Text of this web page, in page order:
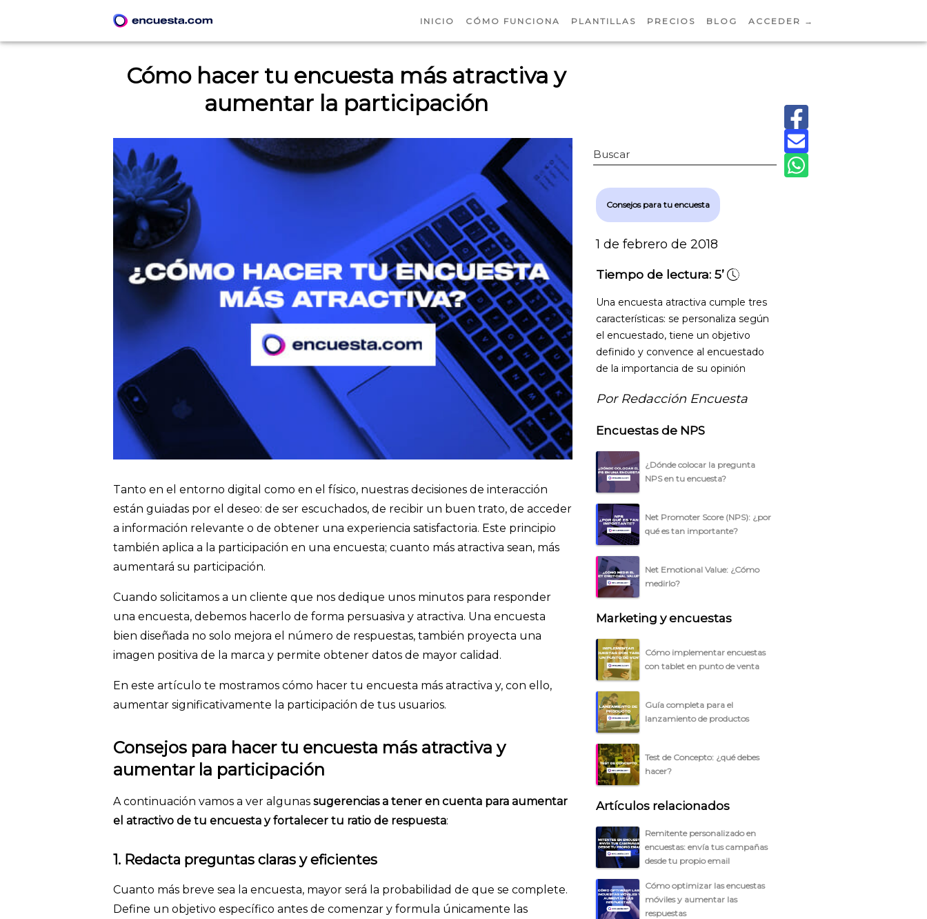
INICIO CÓMO FUNCIONA PLANTILLAS PRECIOS BLOG ACCEDER →
Cómo hacer tu encuesta más atractiva y
aumentar la participación
Buscar
Tanto en el entorno digital como en el físico, nuestras decisiones de interacción
están guiadas por el deseo: de ser escuchados, de recibir un buen trato, de acceder
a información relevante o de obtener una experiencia satisfactoria. Este principio
también aplica a la participación en una encuesta; cuanto más atractiva sean, más
aumentará su participación.
Cuando solicitamos a un cliente que nos dedique unos minutos para responder
una encuesta, debemos hacerlo de forma persuasiva y atractiva. Una encuesta
bien diseñada no solo mejora el número de respuestas, también proyecta una
imagen positiva de la marca y permite obtener datos de mayor calidad.
En este artículo te mostramos cómo hacer tu encuesta más atractiva y, con ello,
aumentar significativamente la participación de tus usuarios.
Consejos para hacer tu encuesta más atractiva y
aumentar la participación
A continuación vamos a ver algunas sugerencias a tener en cuenta para aumentar
el atractivo de tu encuesta y fortalecer tu ratio de respuesta:
1. Redacta preguntas claras y eficientes
Cuanto más breve sea la encuesta, mayor será la probabilidad de que se complete.
Define un objetivo específico antes de comenzar y formula únicamente las
Consejos para tu encuesta
1 de febrero de 2018
Tiempo de lectura:5’
Una encuesta atractiva cumple tres
características: se personaliza según
el encuestado, tiene un objetivo
definido y convence al encuestado
de la importancia de su opinión
Por Redacción Encuesta
Encuestas de NPS
¿Dónde colocar la pregunta
NPS en tu encuesta?
Net Promoter Score (NPS): ¿por
qué es tan importante?
Net Emotional Value: ¿Cómo
medirlo?
Marketing y encuestas
Cómo implementar encuestas
con tablet en punto de venta
Guía completa para el
lanzamiento de productos
Test de Concepto: ¿qué debes
hacer?
Artículos relacionados
Remitente personalizado en
encuestas: envía tus campañas
desde tu propio email
Cómo optimizar las encuestas
móviles y aumentar las
respuestas